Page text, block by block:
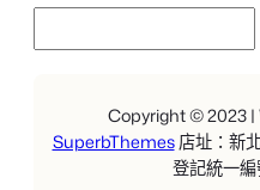
尋
Copyright © 2023 |
SuperbThemes店址：新
登記統一